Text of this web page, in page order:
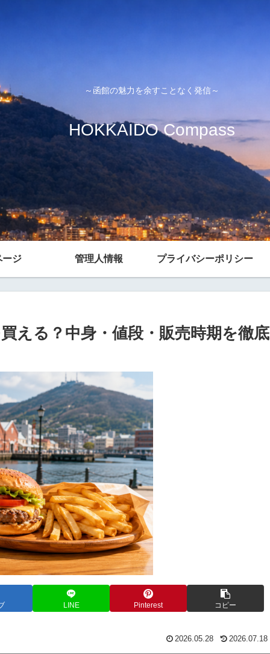
～函館の魅力を余すことなく発信～
HOKKAIDO Compass
ージ 管理人情報 プライバシーポリシー
える？中身・値段・販売時期を徹底
LINE Pinterest コピー
2026.05.28 2026.07.18